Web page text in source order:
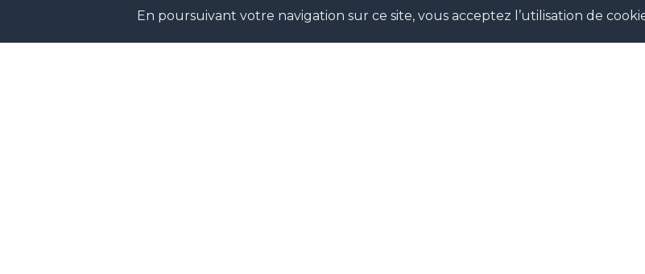
En poursuivant votre navigation sur ce site, vous acceptez l’utilisation de